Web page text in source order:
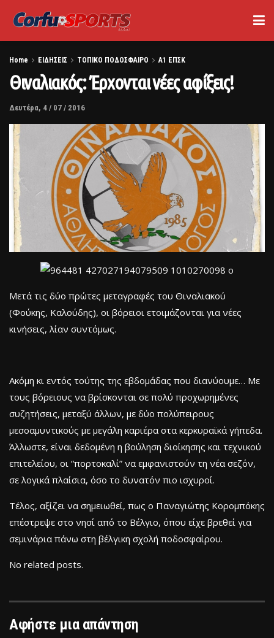
Home ΕΙΔΗΣΕΙΣ ΤΟΠΙΚΟ ΠΟΔΟΣΦΑΙΡΟ Α1 ΕΠΣΚ
Θιναλιακός: Έρχονται νέες αφίξεις!
Δευτέρα, 4 / 07 / 2016
Μετά τις δύο πρώτες μεταγραφές του Θιναλιακού
(Φούκης, Καλούδης), οι βόρειοι ετοιμάζονται για νέες
κινήσεις, λίαν συντόμως.
Ακόμη κι εντός τούτης της εβδομάδας που διανύουμε… Με
τους βόρειους να βρίσκονται σε πολύ προχωρημένες
συζητήσεις, μεταξύ άλλων, με δύο πολύπειρους
μεσοαμυντικούς με μεγάλη καριέρα στα κερκυραϊκά γήπεδα.
Άλλωστε, είναι δεδομένη η βούληση διοίκησης και τεχνικού
επιτελείου, οι “πορτοκαλί” να εμφανιστούν τη νέα σεζόν,
σε λογικά πλαίσια, όσο το δυνατόν πιο ισχυροί.
Τέλος, αξίζει να σημειωθεί, πως ο Παναγιώτης Κορομπόκης
επέστρεψε στο νησί από το Βέλγιο, όπου είχε βρεθεί για
σεμινάρια πάνω στη βέλγικη σχολή ποδοσφαίρου.
No related posts.
Αφήστε μια απάντηση